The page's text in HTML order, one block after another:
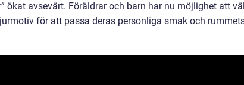
ökat avsevärt. Föräldrar och barn har nu möjlighet att
för att passa deras personliga smak och